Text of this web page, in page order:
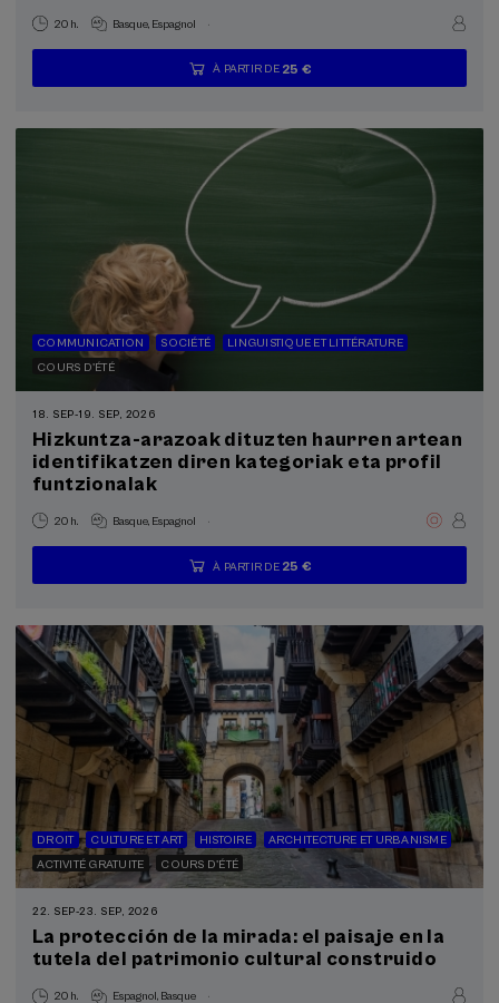
20 h. Basque Espagnol .
...
À PARTIR DE 25 €
Dernières
places
Gratuit
Date
passée
Liste
d'attente
Période
d'inscription
COMMUNICATION SOCIÉTÉ
LINGUISTIQUE ET LITTÉRATURE
COURS D'ÉTÉ
18. SEP-19. SEP, 2026
Hizkuntza-arazoak dituzten haurren artean
identifikatzen diren kategoriak eta profil
funtzionalak
20 h. Basque Espagnol .
...
À PARTIR DE 25 €
Dernières
places
Gratuit
Date
passée
Liste
d'attente
Période
d'inscription
DROIT CULTURE ET ART HISTOIRE
ARCHITECTURE ET URBANISME
ACTIVITÉ GRATUITE
COURS D'ÉTÉ
22. SEP-23. SEP, 2026
La protección de la mirada: el paisaje en la
tutela del patrimonio cultural construido
20 h. Espagnol Basque .